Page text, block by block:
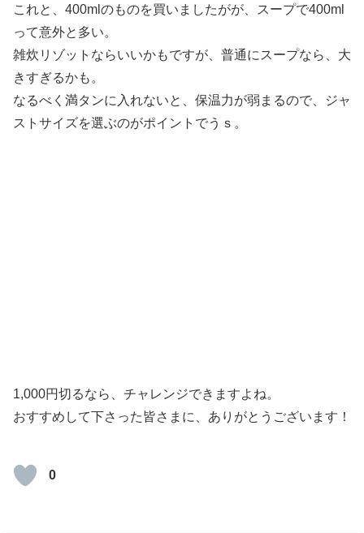
これと、400mlのものを買いましたがが、スープで400ml
って意外と多い。
雑炊リゾットならいいかもですが、普通にスープなら、大
きすぎるかも。
なるべく満タンに入れないと、保温力が弱まるので、ジャ
ストサイズを選ぶのがポイントでうｓ。
1,000円切るなら、チャレンジできますよね。
おすすめして下さった皆さまに、ありがとうございます！
0